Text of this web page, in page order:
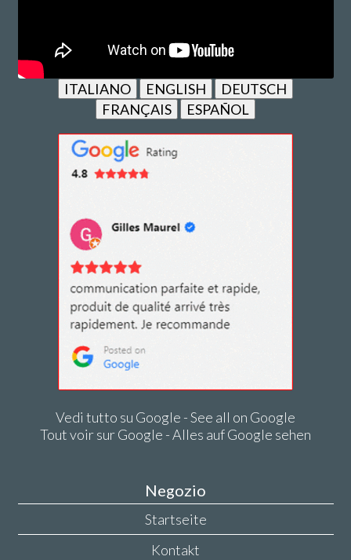
ITALIANO ENGLISH
DEUTSCH
FRANÇAIS
ESPAÑOL
Vedi tutto su Google - See all on Google
Tout voir sur Google - Alles auf Google sehen
Negozio
Startseite
Kontakt